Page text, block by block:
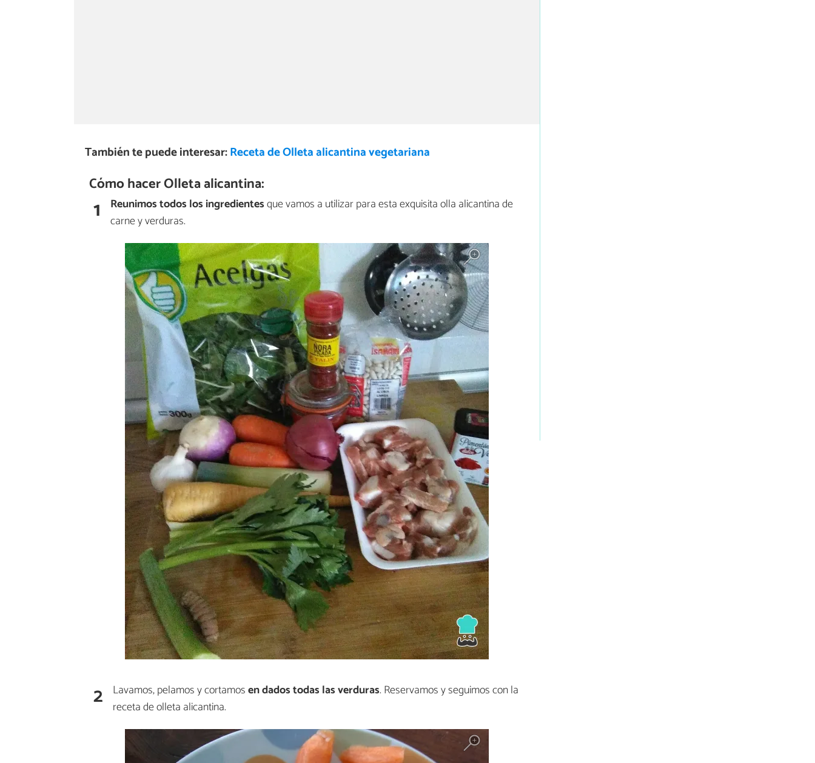
También te puede interesar:Receta de Olleta alicantina vegetariana
Cómo hacer Olleta alicantina:
1 Reunimos todos los ingredientesque vamos a utilizar para esta exquisita olla alicantina de
carne y verduras.
2 Lavamos, pelamos y cortamosen dados todas las verduras. Reservamos y seguimos con la
receta de olleta alicantina.